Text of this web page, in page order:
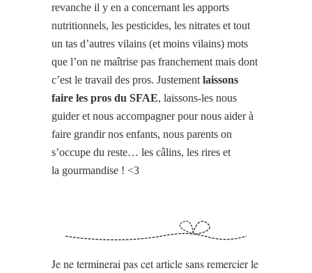
revanche il y en a concernant les apports
nutritionnels, les pesticides, les nitrates et tout
un tas d’autres vilains (et moins vilains) mots
que l’on ne maîtrise pas franchement mais dont
c’est le travail des pros. Justement laissons
faire les pros du SFAE, laissons-les nous
guider et nous accompagner pour nous aider à
faire grandir nos enfants, nous parents on
s’occupe du reste… les câlins, les rires et
la gourmandise ! <3
Je ne terminerai pas cet article sans remercier le